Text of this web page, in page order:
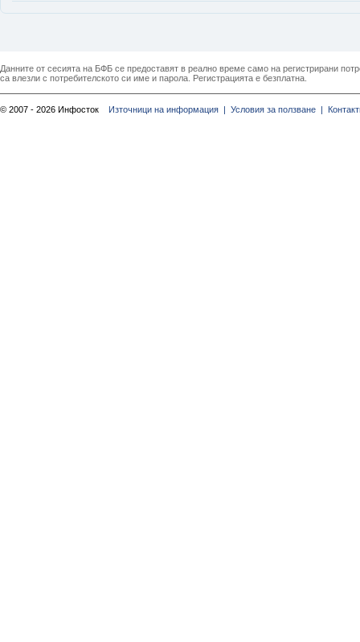
Данните от сесията на БФБ се предоставят в реално време само на регистрирани
са влезли с потребителското си име и парола. Регистрацията е безплатна.
© 2007 - 2026 Инфосток Източници на информация | Условия за ползване |